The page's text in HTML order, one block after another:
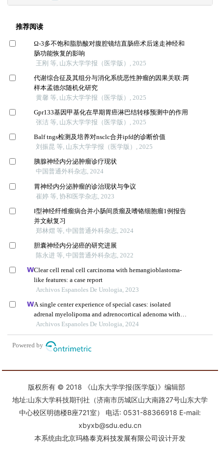
版权所有 © 2018 《山东大学学报(医学版)》编辑部
地址:山东大学科技期刊社（济南市历城区山大南路27号山东大学
中心校区明德楼B座721室） 电话: 0531-88366918 E-mail:
xbyxb@sdu.edu.cn
本系统由北京玛格泰克科技发展有限公司设计开发